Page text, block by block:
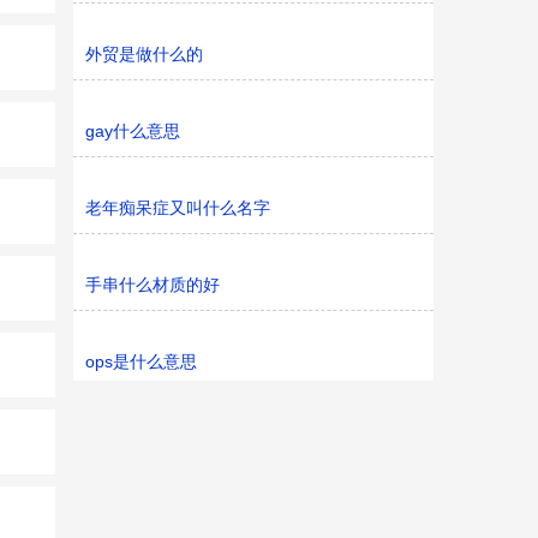
外贸是做什么的
gay什么意思
老年痴呆症又叫什么名字
手串什么材质的好
ops是什么意思